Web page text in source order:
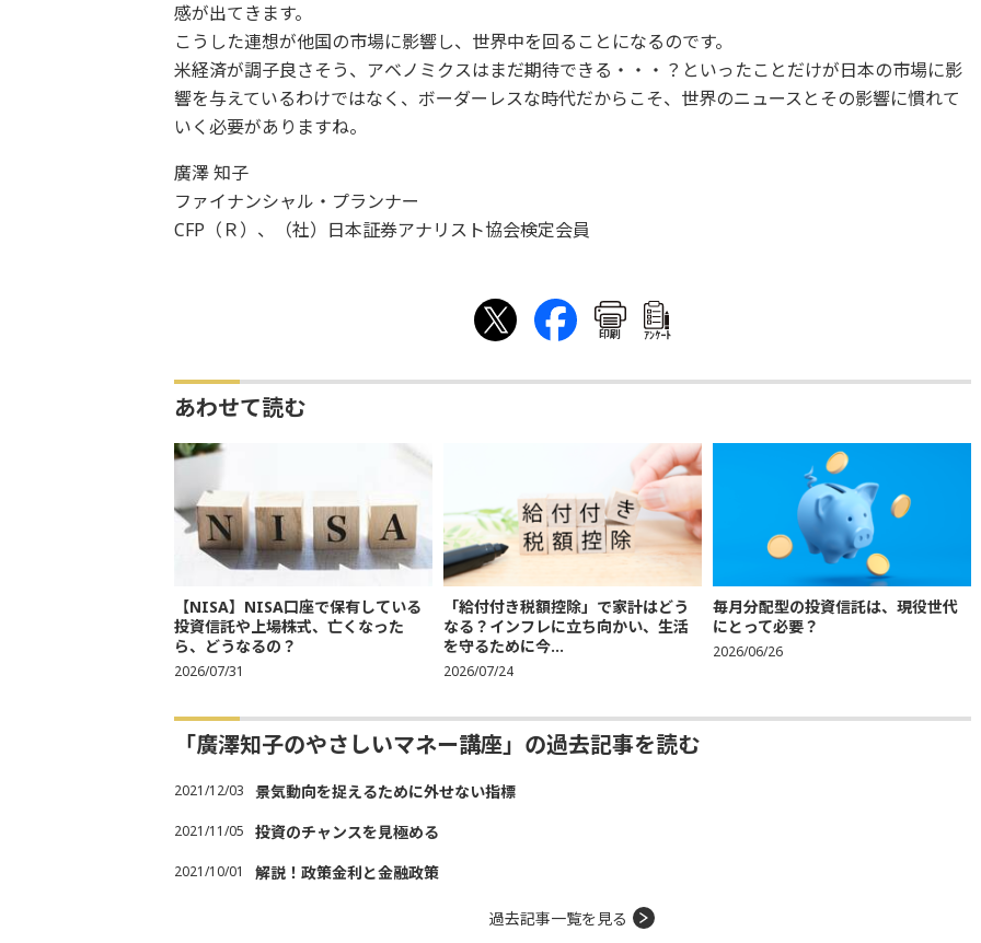
感が出てきます。
こうした連想が他国の市場に影響し、世界中を回ることになるのです。
米経済が調子良さそう、アベノミクスはまだ期待できる・・・？といったことだけが日本の市場に影
響を与えているわけではなく、ボーダーレスな時代だからこそ、世界のニュースとその影響に慣れて
いく必要がありますね。
廣澤 知子
ファイナンシャル・プランナー
CFP（Ｒ）、（社）日本証券アナリスト協会検定会員
印刷 ｱﾝｹｰﾄ
あわせて読む
【NISA】NISA口座で保有している
投資信託や上場株式、亡くなった
ら、どうなるの？
2026/07/31
「給付付き税額控除」で家計はどう
なる？インフレに立ち向かい、生活
を守るために今...
2026/07/24
毎月分配型の投資信託は、現役世代
にとって必要？
2026/06/26
「廣澤知子のやさしいマネー講座」の過去記事を読む
2021/12/03 景気動向を捉えるために外せない指標
2021/11/05 投資のチャンスを見極める
2021/10/01 解説！政策金利と金融政策
過去記事一覧を見る